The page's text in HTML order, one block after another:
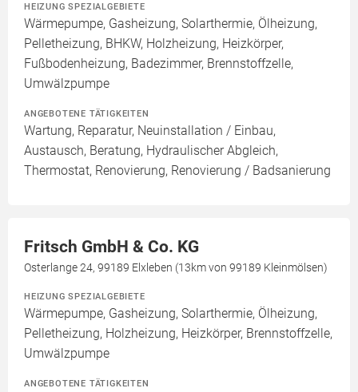
HEIZUNG SPEZIALGEBIETE
Wärmepumpe, Gasheizung, Solarthermie, Ölheizung,
Pelletheizung, BHKW, Holzheizung, Heizkörper,
Fußbodenheizung, Badezimmer, Brennstoffzelle,
Umwälzpumpe
ANGEBOTENE TÄTIGKEITEN
Wartung, Reparatur, Neuinstallation / Einbau,
Austausch, Beratung, Hydraulischer Abgleich,
Thermostat, Renovierung, Renovierung / Badsanierung
Fritsch GmbH & Co. KG
Osterlange 24, 99189 Elxleben (13km von 99189 Kleinmölsen)
HEIZUNG SPEZIALGEBIETE
Wärmepumpe, Gasheizung, Solarthermie, Ölheizung,
Pelletheizung, Holzheizung, Heizkörper, Brennstoffzelle,
Umwälzpumpe
ANGEBOTENE TÄTIGKEITEN